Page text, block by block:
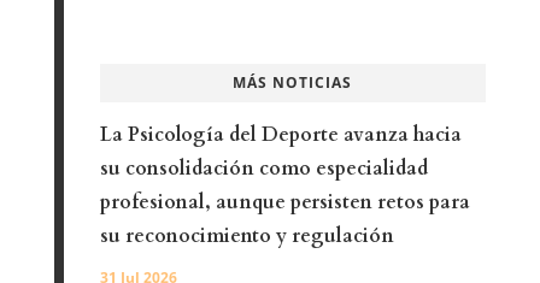
MÁS NOTICIAS
La Psicología del Deporte avanza hacia
su consolidación como especialidad
profesional, aunque persisten retos para
su reconocimiento y regulación
31 Jul 2026